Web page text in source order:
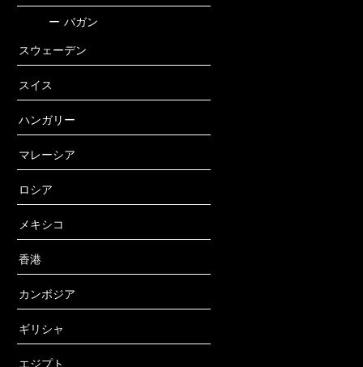
ー バガン
スウェーデン
スイス
ハンガリー
マレーシア
ロシア
メキシコ
香港
カンボジア
ギリシャ
エジプト